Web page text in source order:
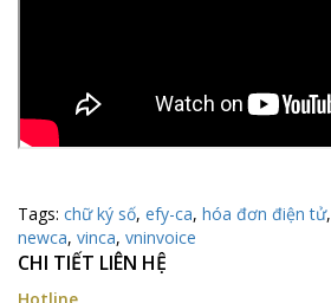
Tags: chữ ký số, efy-ca, hóa đơn điện tử,
newca, vinca, vninvoice
CHI TIẾT LIÊN HỆ
Hotline